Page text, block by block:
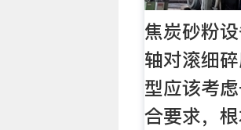
焦炭砂粉
轴对滚细
型应该考
合要求，